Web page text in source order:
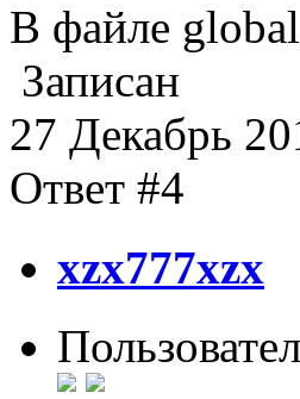
В файле
Записан
27 Декабрь
Ответ #4
xzx777xzx